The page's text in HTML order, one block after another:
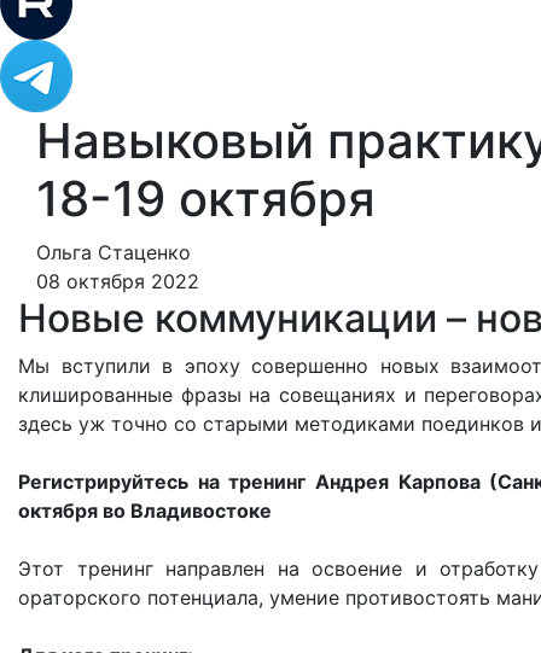
Навыковый
18-19 октября
Ольга Стаценко
08 октября 2022
Новые коммуникации –
Мы вступили в эпоху совершенно новых
клишированные фразы на совещаниях и
здесь уж точно со старыми методиками поединков
Регистрируйтесь на тренинг Андрея Карпова
октября во Владивостоке
Этот тренинг направлен на освоение и
ораторского потенциала, умение противостоять